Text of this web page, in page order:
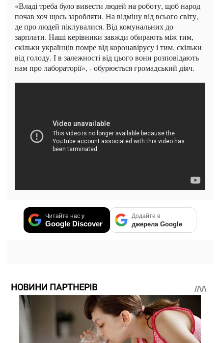
«Владі треба було вивести людей на роботу, щоб народ
почав хоч щось заробляти. На відміну від всього світу,
де про людей піклувалися. Від комунальних до
зарплати. Наші керівники завжди обирають між тим,
скільки українців помре від коронавірусу і тим, скільки
від голоду. І в залежності від цього вони розповідають
нам про лабораторії», - обурюється громадський діяч.
Читайте нас у
Google Discover
Додайте в
джерела Google
НОВИНИ ПАРТНЕРІВ